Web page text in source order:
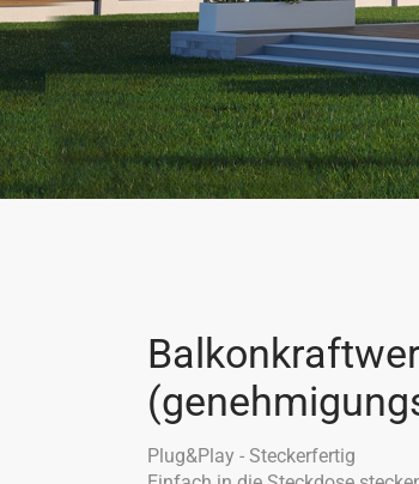
Plug&Play - Steckerfertig